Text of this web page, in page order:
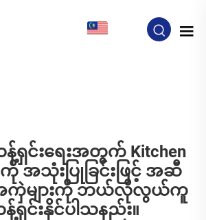
န့်ရှင်းရေးအတွက် Kitchen
းကို အသုံးပြုခြင်းဖြင့် အဆီ
ကှဲများကို ဘယ်လိုလွယ်ကူ
ရှင်းနိုင်ပါသနည်း။